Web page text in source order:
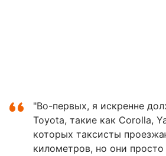
"Во-первых, я искренне
Toyota, такие как Corolla,
которых таксисты
километров, но они